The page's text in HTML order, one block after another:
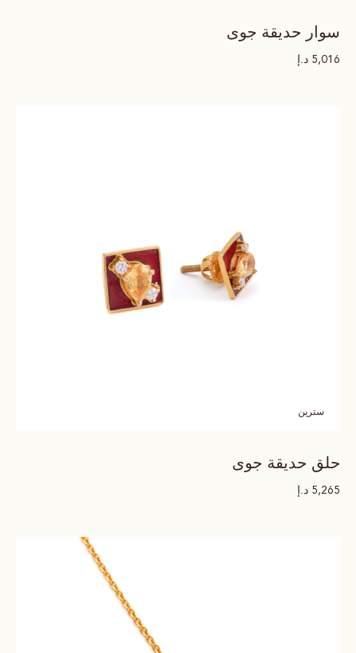
سوار حديقة جوى
5,016 د.إ
سترين
حلق حديقة جوى
5,265 د.إ